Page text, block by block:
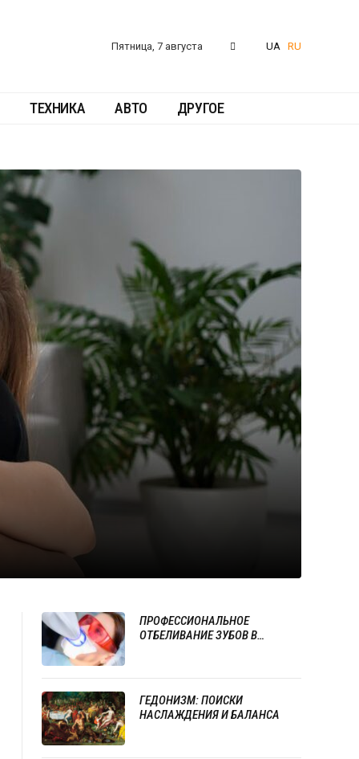
Пятница, 7 августа UA RU
ТЕХНИКА АВТО ДРУГОЕ
ПРОФЕССИОНАЛЬНОЕ
ОТБЕЛИВАНИЕ ЗУБОВ В
ГЕДОНИЗМ: ПОИСКИ
НАСЛАЖДЕНИЯ И БАЛАНСА